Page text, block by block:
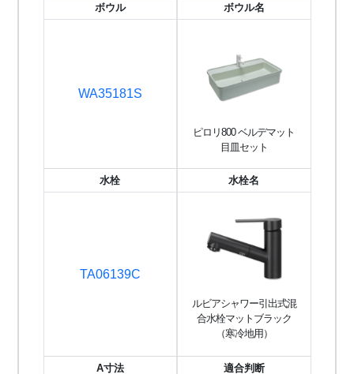
ボウル
WA35181S
ボウル名
ピロリ800 ベルデマット
目皿セット
水栓
TA06139C
水栓名
ルビアシャワー引出式混
合水栓マットブラック
（寒冷地用）
A寸法 適合判断